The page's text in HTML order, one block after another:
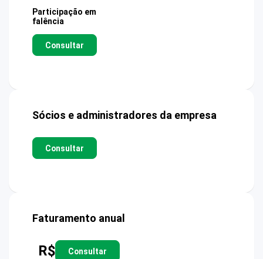
Participação em
falência
Consultar
Sócios e administradores da empresa
Consultar
Faturamento anual
R$ Consultar